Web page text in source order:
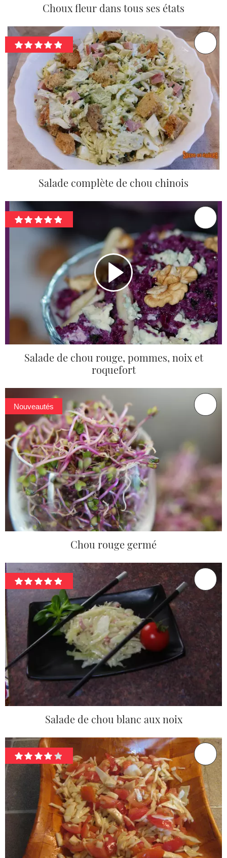
Choux fleur dans tous ses états
Salade complète de chou chinois
Salade de chou rouge, pommes, noix et
roquefort
Nouveautés
Chou rouge germé
Salade de chou blanc aux noix